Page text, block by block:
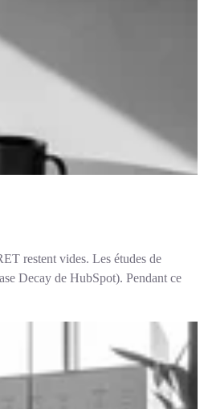
restent vides. Les études de
Decay de HubSpot). Pendant ce